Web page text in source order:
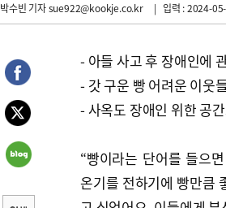
박수빈 기자sue922@kookje.co.kr | 입력 : 2024-
- 아들 사고 후 장애인에
- 갓 구운 빵 어려운 이웃
- 사옥도 장애인 위한 공
“빵이라는 단어를 들으
온기를 전하기에 빵만큼